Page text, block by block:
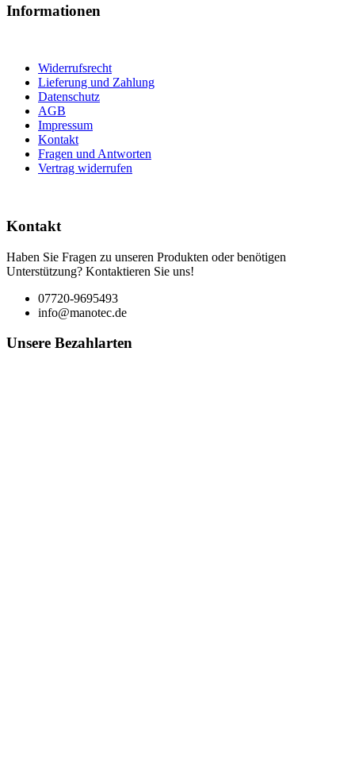
Informationen
Widerrufsrecht
Lieferung und Zahlung
Datenschutz
AGB
Impressum
Kontakt
Fragen und Antworten
Vertrag widerrufen
Kontakt
Haben Sie Fragen zu unseren Produkten oder benötigen
Unterstützung? Kontaktieren Sie uns!
07720-9695493
info@manotec.de
Unsere Bezahlarten